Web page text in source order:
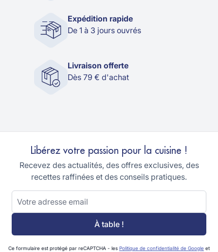
Expédition rapide
De 1 à 3 jours ouvrés
Livraison offerte
Dès 79 € d'achat
Libérez votre passion pour la cuisine !
Recevez des actualités, des offres exclusives, des
recettes raffinées et des conseils pratiques.
À table !
Ce formulaire est protégé par reCAPTCHA - les Politique de confidentialité de Google et